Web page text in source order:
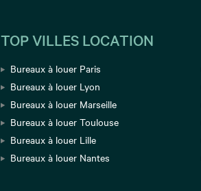
TOP VILLES LOCATION
Bureaux à louer Paris
Bureaux à louer Lyon
Bureaux à louer Marseille
Bureaux à louer Toulouse
Bureaux à louer Lille
Bureaux à louer Nantes